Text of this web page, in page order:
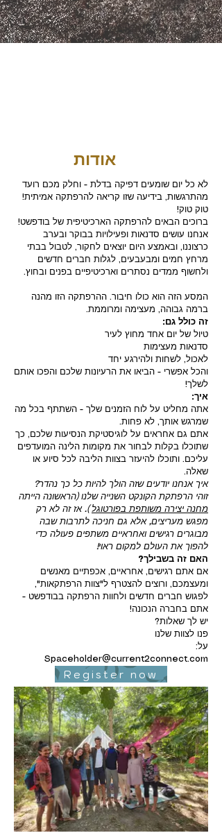
אודות
לא כל יום שומעים דפיקה בדלת - וחלק מכם רועד
מהתרגשות, בידיעה שזו קריאה להרפתקה אמיתית!
טוק טוק!
ברוכים הבאים להרפתקה הארכיטיפית של בודפשט!
אנחנו עושים סדנאות ופעילויות בבוקר ובערב
כרצוננו, ובאמצע היום יוצאים לחקור, לטבול בבתי
מרחץ חמים ומבעבעים, לגלות חברים חדשים
ולחשוף ממדים נסתרים וארכיטיפיים בפנים ובחוץ.
המסע הזה הוא כולו חיבור. ההרפתקה הזו מהנה
ברמה גבוהה, מעצימה ומרוממת.
זה כולל גם:
טיול של יום אחד מחוץ לעיר
סדנאות מעצימות
לאכול, לשחות ולהירגע יחד
והכל אפשרי - הביאו את הרעיונות שלכם והפכו אותם
לשלך!
איך:
אתה מחליט על לוח הזמנים שלך - השתתף בכל מה
שמרגש אותך, לא פחות.
אתם גם אחראים על לוגיסטיקת הנסיעות שלכם, כך
שתוכלו בקלות לבחור את מקומות הלינה המועדפים
עליכם. ותוכלו להיעזר בצוות הליבה לכל סיוע או
שאלה.
איך אנחנו יודעים שזה הולך להיות כל כך נהדר?
זוהי הרפתקת הקונקט השנייה שלנו (הראשונה הייתה
מחנה יצירה משותפת בפורטוגל). אז זה לא רק
מפגש מעריצים, אלא גם חניכה לתרבות שבה
מבוגרים רגישים ואחראיים משתפים פעולה כדי
להפוך את העולם למקום ראוי!
האם זה בשבילך?
אם אתם רגישים, אחראיים, אכפתיים מאנשים
ומעצמכם, ורוצים להצטרף ל"צוות הרפתקאות",
לפגוש חברים חדשים ולחוות הרפתקה בבודפשט -
אתם בחברה הנכונה!
יש לך שאלות?
פנו לצוות שלנו
על:
Spaceholder@current2connect.com
Register now